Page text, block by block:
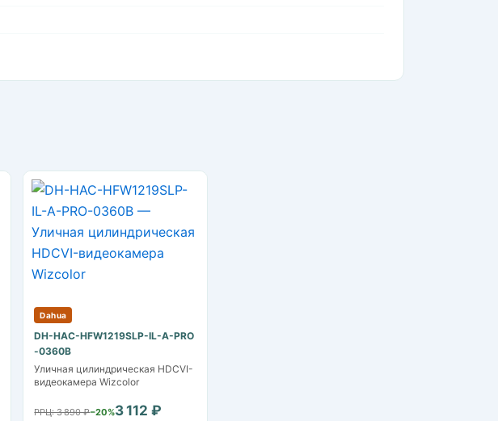
Dahua
DH-HAC-HFW1219SLP-IL-A-PRO
-0360B
Уличная цилиндрическая HDCVI-
видеокамера Wizcolor
РРЦ: 3 890 ₽−20%3 112 ₽